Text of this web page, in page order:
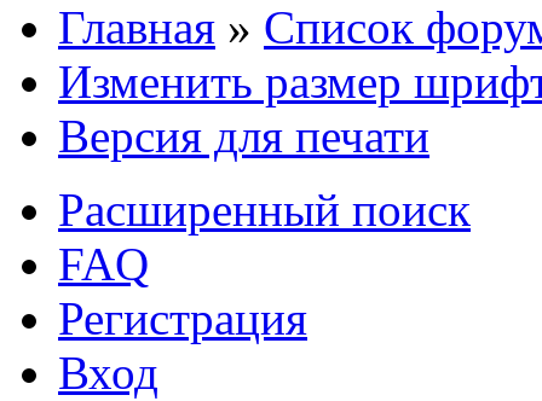
Главная » Список
Изменить размер
Версия для печати
Расширенный поиск
FAQ
Регистрация
Вход